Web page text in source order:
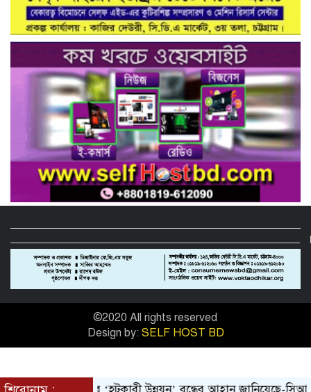
নরসিংদীর শিবপুরের নিরাপদ সড়ক চাই
কমিটির আলোচনা সভা ও আইডি কার্ড
বিতরণ।
নিরাপদ সড়ক গড়তে কাঁধে কাঁধ মিলিয়ে কাজ
করার প্রত্যয়: নিসচা পলাশ উপজেলা শাখার
আইডি কার্ড বিতরণ ও পরিচিতি সভা সম্পন্ন**
নাগরিক সেবা প্রদানে মাধবদী পৌরসভার
যুগান্তকারী সাফল্য স্বস্তিতে পৌরবাসী
কারখানায় ভোক্তা অধিদপ্তরের অভিযান,
শাস্তিবিহী ৭৫ হাজার টাকা জরিমানা
বিষয়: সিআরবি’র নরসিংদী জেলা শাখার
©2020 All rights reserved
Design by: SELF HOST BD